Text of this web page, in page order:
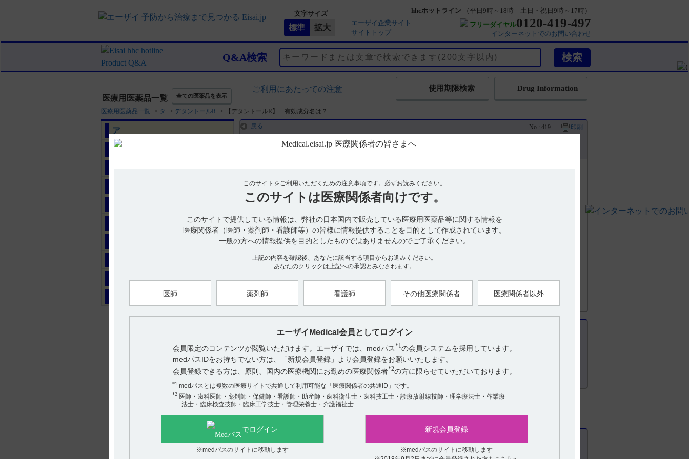
文字サイズ
エーザイ企業サイト
サイトトップ
hhcホットライン
（平日9時～18時 土日・祝日9時～17時）
フリーダイヤル0120-419-497
インターネットでのお問い合わせ
Q&A検索
医療用医薬品一覧 全ての医薬品を表示
ご利用にあたっての注意 Drug Information
使用期限検索
医療用医薬品一覧 > タ > デタントールR > 【デタントールR】 有効成分名は？
ア
カ
このサイトをご利用いただくための注意事項です。 必ずお読みください。
このサイトは 医療関係者向けです。
このサイトで提供している情報は、弊社の日本国内で販売している医療用医薬品等に関する情報を
医療関係者（医師・薬剤師・看護師等）の皆様に情報提供することを目的として作成されています。
一般の方への情報提供を目的としたものではありませんのでご了承ください。
上記の内容を確認後、あなたに該当する項目からお進みください。
あなたのクリックは上記への承認とみなされます。
医師 薬剤師 看護師 その他医療関係者 医療関係者以外
エーザイMedical会員としてログイン
会員限定のコンテンツが閲覧いただけます。エーザイでは、medパス*1の会員システムを採用しています。
medパスIDをお持ちでない方は、「新規会員登録」より会員登録をお願いいたします。
会員登録できる方は、原則、国内の医療機関にお勤めの医療関係者*2の方に限らせていただいております。
*1medパスとは複数の医療サイトで共通して利用可能な「医療関係者の共通ID」です。
*2医師・歯科医師・薬剤師・保健師・看護師・助産師・歯科衛生士・歯科技工士・診療放射線技師・理学療法士・作業療
法士・臨床検査技師・臨床工学技士・管理栄養士・介護福祉士
でログイン
※medパスのサイトに移動します
新規会員登録
※medパスのサイトに移動します
戻る No : 419 印刷
【デタントールR】 有効成分名は？
一般名：ブナゾシン塩酸塩（Bunazosin Hydrochloride）
･デタントールR錠3mg・R錠6mg 添付文書 2018年4 月改訂（第13版） 【有効成分に関する理化学的知見】
【関連情報】
【作成年月】
2018年4月
アンケート:ご意見をお聞かせください
役に立った
役に立たなかった
関連するQ&A